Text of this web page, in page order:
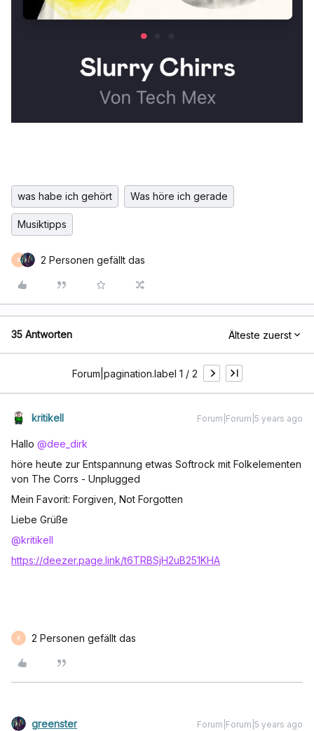
was habe ich gehört Was höre ich gerade
Musiktipps
K 2 Personen gefällt das
35 Antworten Älteste zuerst
Forum|pagination.label 1 / 2
kritikell Forum|Forum|5 years ago
Hallo @dee_dirk
höre heute zur Entspannung etwas Softrock mit Folkelementen
von The Corrs - Unplugged
Mein Favorit: Forgiven, Not Forgotten
Liebe Grüße
@kritikell
https://deezer.page.link/t6TRBSjH2uB251KHA
K 2 Personen gefällt das
greenster Forum|Forum|5 years ago